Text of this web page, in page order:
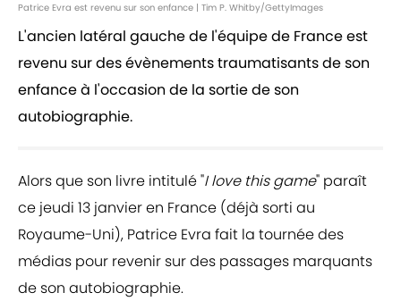
Patrice Evra est revenu sur son enfance | Tim P. Whitby/GettyImages
L'ancien latéral gauche de l'équipe de France est
revenu sur des évènements traumatisants de son
enfance à l'occasion de la sortie de son
autobiographie.
Alors que son livre intitulé "I love this game" paraît
ce jeudi 13 janvier en France (déjà sorti au
Royaume-Uni), Patrice Evra fait la tournée des
médias pour revenir sur des passages marquants
de son autobiographie.